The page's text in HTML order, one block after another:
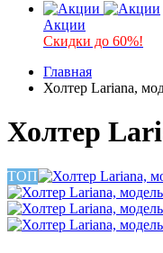
Акции
Скидки до 60%!
Главная
Холтер Lariana,
Холтер
ТОП